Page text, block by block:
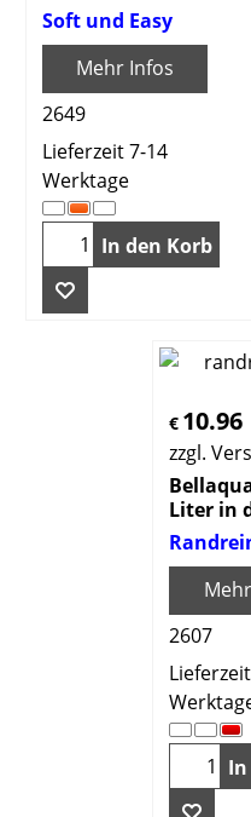
Soft und Easy
Mehr Infos
2649
Lieferzeit 7-14
Werktage
In den Korb
€ 10.96
zzgl.
Liter in
2607